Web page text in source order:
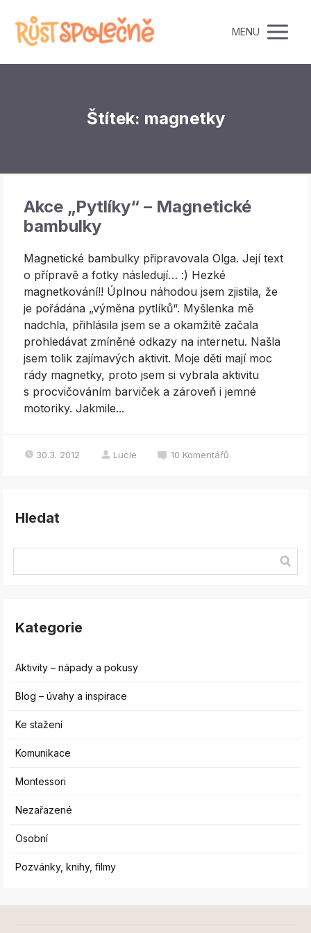
MENU
Štítek: magnetky
Akce „Pytlíky“ – Magnetické
bambulky
Magnetické bambulky připravovala Olga. Její text
o přípravě a fotky následují… :) Hezké
magnetkování!! Úplnou náhodou jsem zjistila, že
je pořádána „výměna pytlíků“. Myšlenka mě
nadchla, přihlásila jsem se a okamžitě začala
prohledávat zmíněné odkazy na internetu. Našla
jsem tolik zajímavých aktivit. Moje děti mají moc
rády magnetky, proto jsem si vybrala aktivitu
s procvičováním barviček a zároveň i jemné
motoriky. Jakmile...
30.3. 2012 Lucie 10 Komentářů
Hledat
Kategorie
Aktivity – nápady a pokusy
Blog – úvahy a inspirace
Ke stažení
Komunikace
Montessori
Nezařazené
Osobní
Pozvánky, knihy, filmy